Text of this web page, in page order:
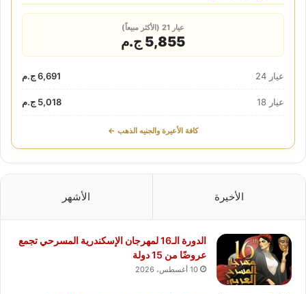
عيار 21 (الأكثر مبيعاً)
5,855 ج.م
عيار 24 6,691 ج.م
عيار 18 5,018 ج.م
كافة الأعيرة والجنيه الذهب ←
الأخيرة الأشهر
الدورة الـ16 لمهرجان الإسكندرية المسرحي تجمع
عروضًا من 15 دولة
10 أغسطس، 2026